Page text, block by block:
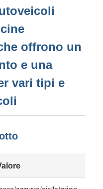
offrono un
e una
vari tipi e